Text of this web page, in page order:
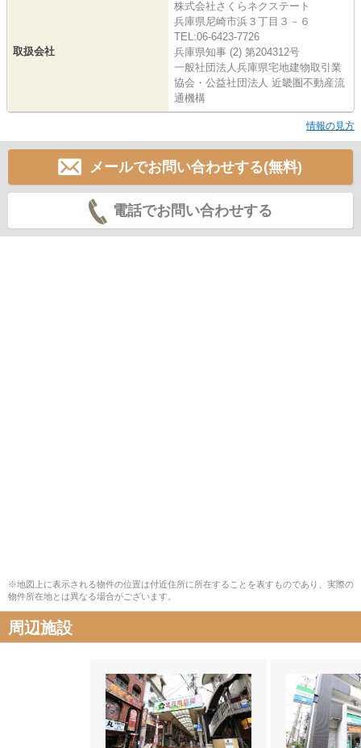
取扱会社
株式会社さくらネクステート
兵庫県尼崎市浜３丁目３－６
TEL:06-6423-7726
兵庫県知事 (2) 第204312号
一般社団法人兵庫県宅地建物取引業
協会・公益社団法人 近畿圏不動産流
通機構
情報の見方
メールでお問い合わせする(無料)
電話でお問い合わせする
※地図上に表示される物件の位置は付近住所に所在することを表すものであり、実際の
物件所在地とは異なる場合がございます。
周辺施設